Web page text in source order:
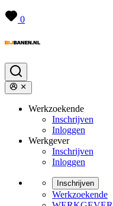
0
Werkzoekende
Inschrijven
Inloggen
Werkgever
Inschrijven
Inloggen
Inschrijven
Werkzoekende